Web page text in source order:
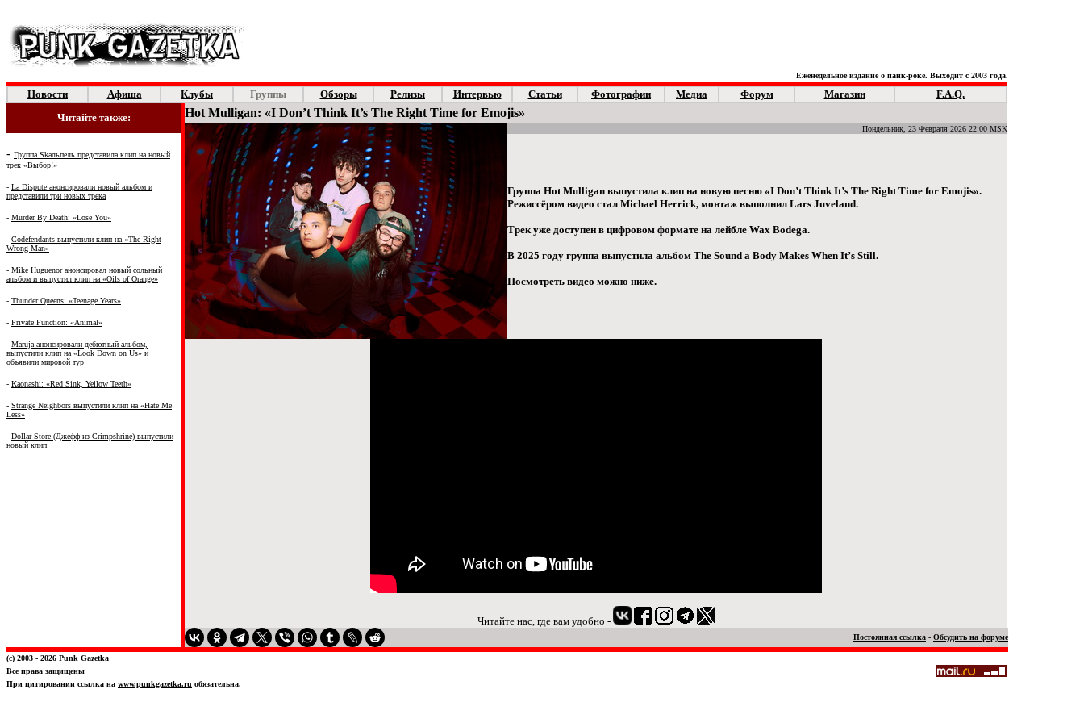
Еженедельное издание о панк-роке. Выходит с 2003 года.
Новости Афиша Клубы Группы Обзоры Релизы Интервью Статьи Фотографии Медиа Форум Магазин
F.A.Q.
Читайте также:
- Группа Skaльпель представила клип на новый
трек «Выбор!»
- La Dispute анонсировали новый альбом и
представили три новых трека
- Murder By Death: «Lose You»
- Codefendants выпустили клип на «The Right
Wrong Man»
- Mike Huguenor анонсировал новый сольный
альбом и выпустил клип на «Oils of Orange»
- Thunder Queens: «Teenage Years»
- Private Function: «Animal»
- Maruja анонсировали дебютный альбом,
выпустили клип на «Look Down on Us» и
объявили мировой тур
- Kaonashi: «Red Sink, Yellow Teeth»
- Strange Neighbors выпустили клип на «Hate Me
Less»
- Dollar Store (Джефф из Crimpshrine) выпустили
новый клип
Hot Mulligan: «I Don’t Think It’s The Right Time for Emojis»
Пондельник, 23 Февраля 2026 22:00 MSK
Группа Hot Mulligan выпустила клип на новую песню «I Don’t Think It’s The Right Time for Emojis».
Режиссёром видео стал Michael Herrick, монтаж выполнил Lars Juveland.
Трек уже доступен в цифровом формате на лейбле Wax Bodega.
В 2025 году группа выпустила альбом The Sound a Body Makes When It’s Still.
Посмотреть видео можно ниже.
Читайте нас, где вам удобно -
Постоянная ссылка - Обсудить на форуме
(c) 2003 - 2026 Punk Gazetka
Все права защищены
При цитировании ссылка на www.punkgazetka.ru обязательна.